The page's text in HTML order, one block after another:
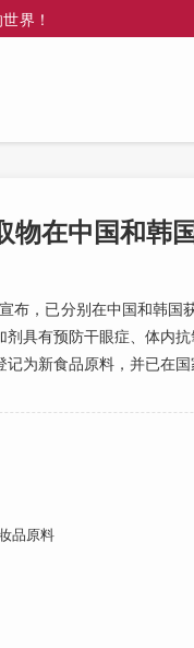
界！
在中国和韩
，已分别在中国和韩国
具有预防干眼症、体内
为新食品原料，并已在国
品原料